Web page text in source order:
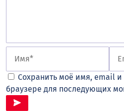
Сохранить моё имя, email и
браузере для последующих